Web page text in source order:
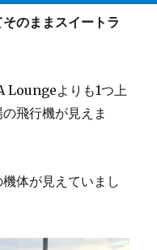
のままスイートラ
Loungeよりも1つ上
飛行機が見えま
体が見えていまし